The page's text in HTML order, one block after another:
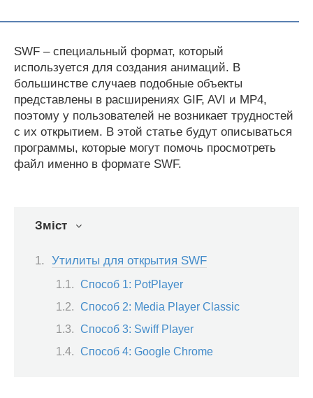
SWF – специальный формат, который
используется для создания анимаций. В
большинстве случаев подобные объекты
представлены в расширениях GIF, AVI и MP4,
поэтому у пользователей не возникает трудностей
с их открытием. В этой статье будут описываться
программы, которые могут помочь просмотреть
файл именно в формате SWF.
Зміст
Утилиты для открытия SWF
Способ 1: PotPlayer
Способ 2: Media Player Classic
Способ 3: Swiff Player
Способ 4: Google Chrome